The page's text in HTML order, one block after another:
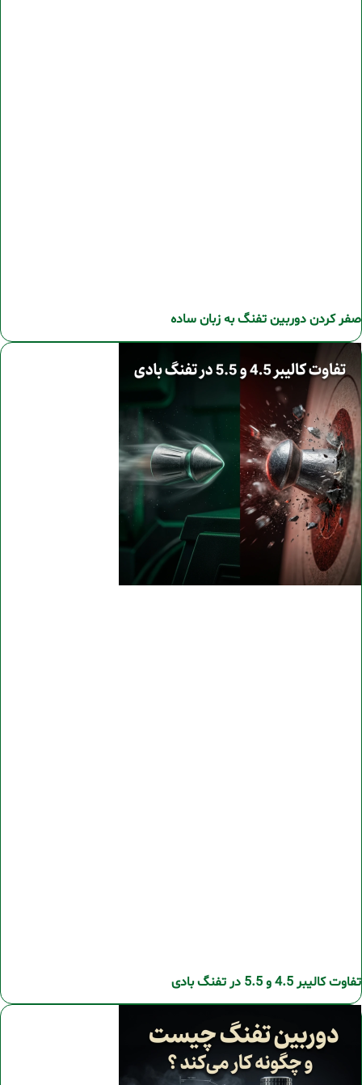
صفر کردن دوربین تفنگ به زبان ساده
تفاوت کالیبر 4.5 و 5.5 در تفنگ بادی